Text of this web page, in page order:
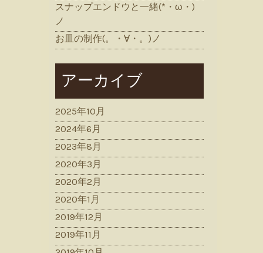
スナップエンドウと一緒(*・ω・)
ノ
お皿の制作(。・∀・。)ノ
アーカイブ
2025年10月
2024年6月
2023年8月
2020年3月
2020年2月
2020年1月
2019年12月
2019年11月